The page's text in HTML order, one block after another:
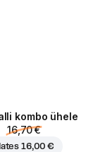
kombo ühele
16,70 €
16,00 €